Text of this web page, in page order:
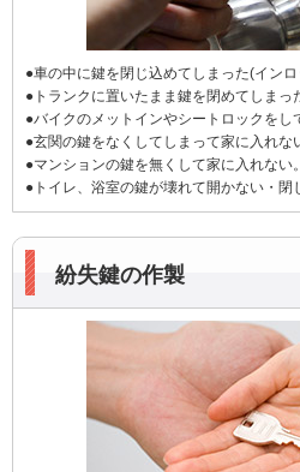
●車の中に鍵を閉じ込めてしまった(イン
●トランクに置いたまま鍵を閉めてしまっ
●バイクのメットインやシートロックをし
●玄関の鍵をなくしてしまって家に入れな
●マンションの鍵を無くして家に入れない。
●トイレ、浴室の鍵が壊れて開かない・閉
紛失鍵の作製